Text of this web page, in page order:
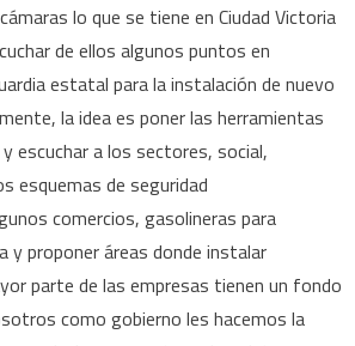
lo que se tiene en Ciudad Victoria
de ellos algunos puntos en
estatal para la instalación de nuevo
la idea es poner las herramientas
escuchar a los sectores, social,
esquemas de seguridad
comercios, gasolineras para
y proponer áreas donde instalar
parte de las empresas tienen un fondo
como gobierno les hacemos la